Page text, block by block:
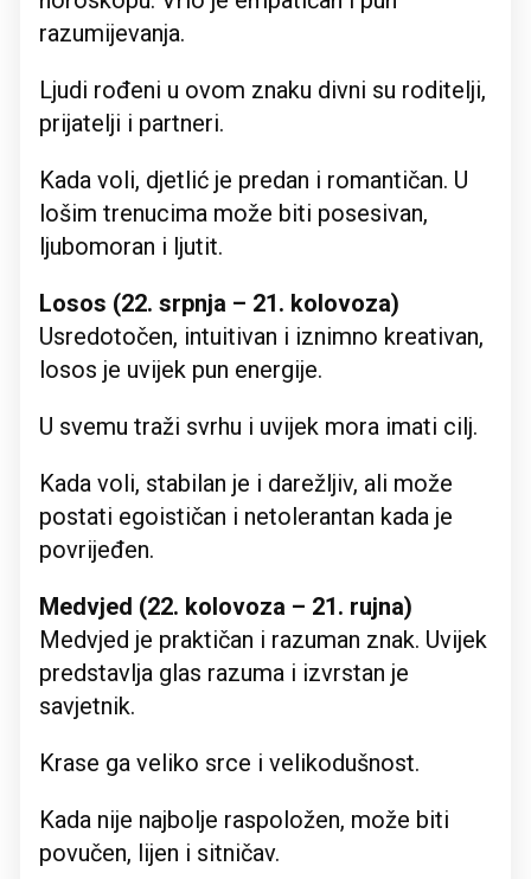
razumijevanja.
Ljudi rođeni u ovom znaku divni su roditelji,
prijatelji i partneri.
Kada voli, djetlić je predan i romantičan. U
lošim trenucima može biti posesivan,
ljubomoran i ljutit.
Losos (22. srpnja – 21. kolovoza)
Usredotočen, intuitivan i iznimno kreativan,
losos je uvijek pun energije.
U svemu traži svrhu i uvijek mora imati cilj.
Kada voli, stabilan je i darežljiv, ali može
postati egoističan i netolerantan kada je
povrijeđen.
Medvjed (22. kolovoza – 21. rujna)
Medvjed je praktičan i razuman znak. Uvijek
predstavlja glas razuma i izvrstan je
savjetnik.
Krase ga veliko srce i velikodušnost.
Kada nije najbolje raspoložen, može biti
povučen, lijen i sitničav.